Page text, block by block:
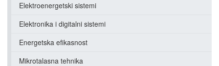
Elektroenergetski sistemi
Elektronika i digitalni sistemi
Energetska efikasnost
Mikrotalasna tehnika